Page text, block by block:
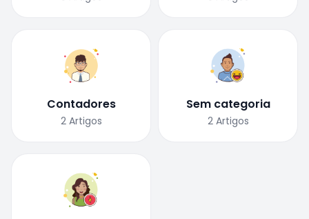
Contadores
2 Artigos
Sem categoria
2 Artigos